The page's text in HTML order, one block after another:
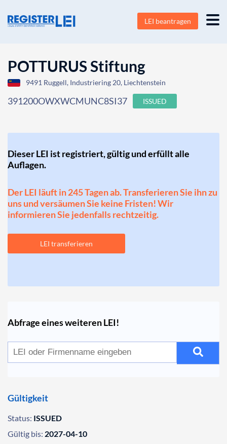
LEI beantragen
POTTURUS Stiftung
9491 Ruggell, Industriering 20, Liechtenstein
391200OWXWCMUNC8SI37 ISSUED
Dieser LEI ist registriert, gültig und erfüllt alle
Auflagen.
Der LEI läuft in 245 Tagen ab. Transferieren Sie ihn zu
uns und versäumen Sie keine Fristen! Wir
informieren Sie jedenfalls rechtzeitig.
LEI transferieren
Abfrage eines weiteren LEI!
Gültigkeit
Status: ISSUED
Gültig bis: 2027-04-10